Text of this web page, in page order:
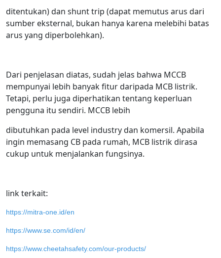
ditentukan) dan shunt trip (dapat memutus arus dari
sumber eksternal, bukan hanya karena melebihi batas
arus yang diperbolehkan).
Dari penjelasan diatas, sudah jelas bahwa MCCB
mempunyai lebih banyak fitur daripada MCB listrik.
Tetapi, perlu juga diperhatikan tentang keperluan
pengguna itu sendiri. MCCB lebih
dibutuhkan pada level industry dan komersil. Apabila
ingin memasang CB pada rumah, MCB listrik dirasa
cukup untuk menjalankan fungsinya.
link terkait:
https://mitra-one.id/en
https://www.se.com/id/en/
https://www.cheetahsafety.com/our-products/